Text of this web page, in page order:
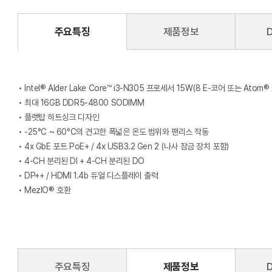
주요특징 제품정보
• Intel® Alder Lake Core™ i3-N305 프로세서 15W(8 E-코어 또는 Atom®
• 최대 16GB DDR5-4800 SODIMM
• 플랫탑 히트싱크 디자인
• -25°C ~ 60°C의 견고한 폭넓은 온도 범위와 팬리스 작동
• 4x GbE 포트 PoE+ / 4x USB3.2 Gen 2 (나사 잠금 장치 포함)
• 4-CH 분리된 DI + 4-CH 분리된 DO
• DP++ / HDMI 1.4b 듀얼 디스플레이 출력
• MezIO® 호환
주요특징 제품정보